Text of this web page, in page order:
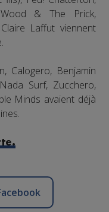
& The Prick,
Laffut viennent
Calogero, Benjamin
Surf, Zucchero,
Minds avaient déjà